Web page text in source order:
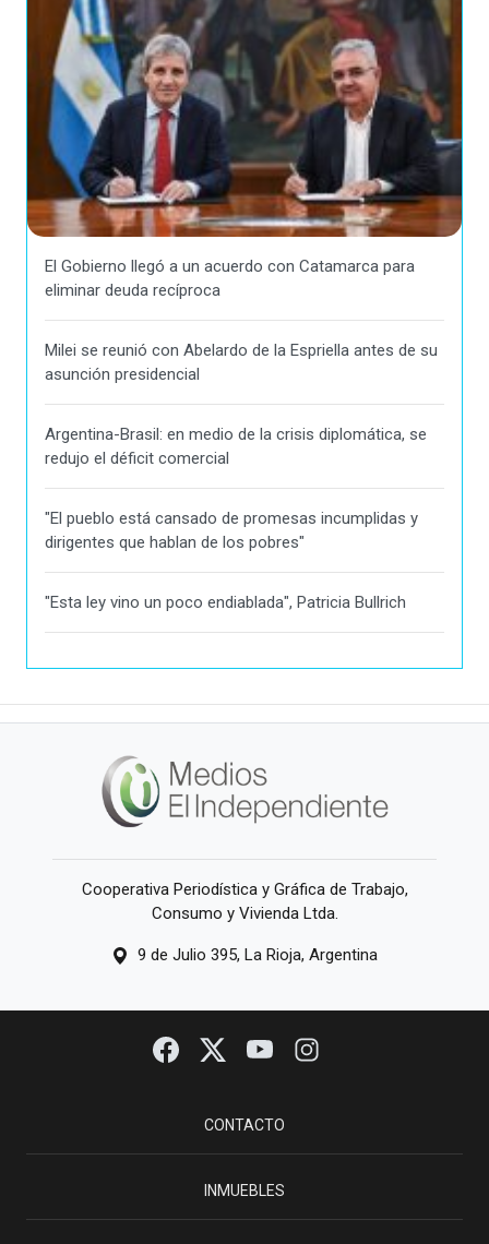
El Gobierno llegó a un acuerdo con Catamarca para
eliminar deuda recíproca
Milei se reunió con Abelardo de la Espriella antes de su
asunción presidencial
Argentina-Brasil: en medio de la crisis diplomática, se
redujo el déficit comercial
"El pueblo está cansado de promesas incumplidas y
dirigentes que hablan de los pobres"
"Esta ley vino un poco endiablada", Patricia Bullrich
Cooperativa Periodística y Gráfica de Trabajo,
Consumo y Vivienda Ltda.
9 de Julio 395, La Rioja, Argentina
CONTACTO
INMUEBLES